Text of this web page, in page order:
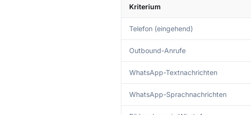
Kriterium
Telefon (eingehend)
Outbound-Anrufe
WhatsApp-Textnachrichten
WhatsApp-Sprachnachrichten